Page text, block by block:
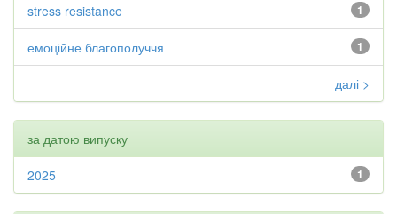
1
stress resistance
1
емоційне благополуччя
далі >
за датою випуску
1
2025